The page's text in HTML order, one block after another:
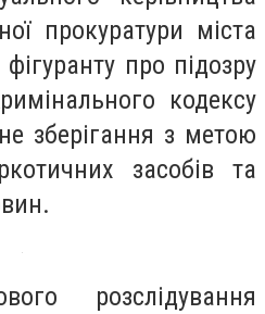
прокуратури міста
про підозру
кодексу
зберігання з метою
засобів та
розслідування